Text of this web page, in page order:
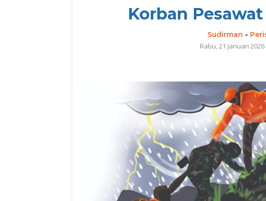
Korban
Sudirman -
Rabu, 21 Januari 2026